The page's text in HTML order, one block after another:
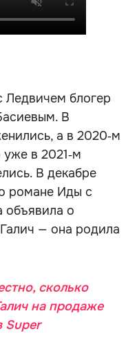
блогер
В
а в 2020‑м
в 2021‑м
В декабре
романе Иды с
объявила о
— она родила
сколько
на продаже
Super